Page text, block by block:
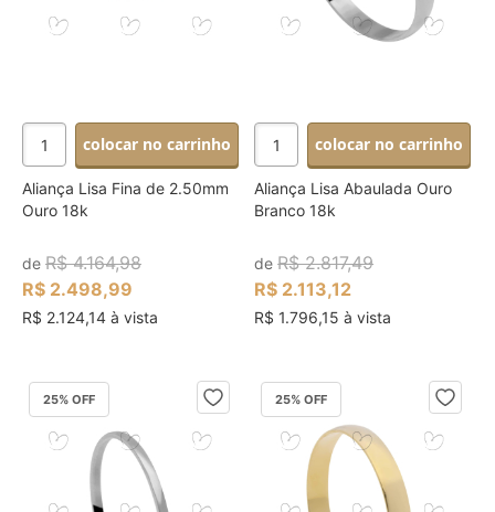
colocar no carrinho
Aliança Lisa Fina de 2.50mm
Ouro 18k
de R$ 4.164,98
R$ 2.498,99
R$ 2.124,14 à vista
colocar no carrinho
Aliança Lisa Abaulada Ouro
Branco 18k
deR$ 2.817,49
R$ 2.113,12
R$ 1.796,15 à vista
25% OFF 25% OFF